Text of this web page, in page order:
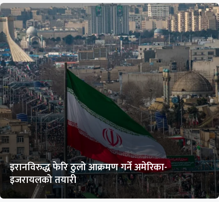
इरानविरुद्ध फेरि ठुलो आक्रमण गर्ने अमेरिका-
इजरायलको तयारी